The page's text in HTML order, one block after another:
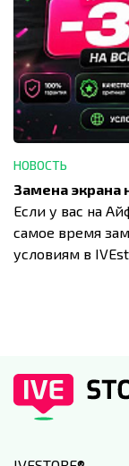
НОВОСТЬ
Замена экрана
Если у вас на
самое время
условиям в